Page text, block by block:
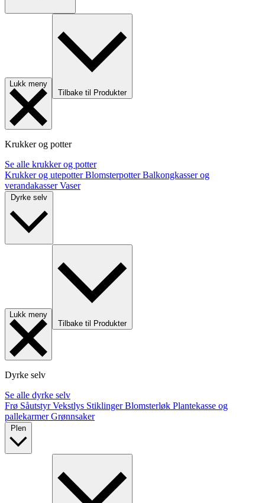
Lukk meny
Tilbake til Produkter
Krukker og potter
Se alle krukker og potter
Krukker og utepotterBlomsterpotterBalkongkasser og
verandakasserVaser
Lukk meny
Tilbake til Produkter
Dyrke selv
Se alle dyrke selv
Frø SåutstyrVekstlys StiklingerBlomsterløk Plantekasse og
pallekarmerGrønnsaker